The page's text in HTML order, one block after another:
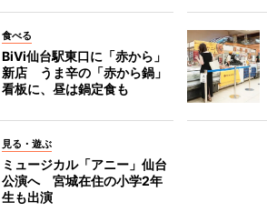
食べる
BiVi仙台駅東口に「赤から」
新店 うま辛の「赤から鍋」
看板に、昼は鍋定食も
見る・遊ぶ
ミュージカル「アニー」仙台
公演へ 宮城在住の小学2年
生も出演